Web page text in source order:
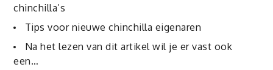
chinchilla’s
Tips voor nieuwe chinchilla eigenaren
Na het lezen van dit artikel wil je er vast ook
een…